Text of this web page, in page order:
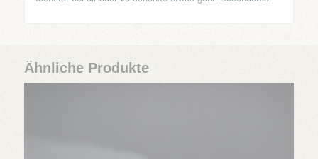
Ähnliche Produkte